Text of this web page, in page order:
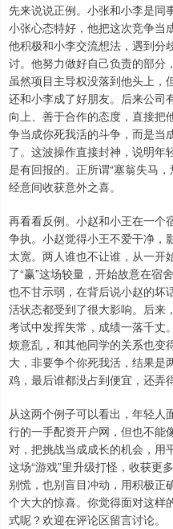
先来说说正例。小张和小李是同
小张心态特好，他把这次竞争当
他积极和小李交流想法，遇到分
讨。他努力做好自己负责的部分
虽然项目主导权没落到他头上，
还和小李成了好朋友。后来公司
向上、善于合作的态度，直接把
争当成你死我活的斗争，而是当
了。这波操作直接封神，说明年
是有回报的。正所谓“塞翁失马
经意间收获意外之喜。
再看看反例。小赵和小王在一个
争执。小赵觉得小王不爱干净，
太宽。两人谁也不让谁，从一开
了“赢”这场较量，开始故意在宿
也不甘示弱，在背后说小赵的坏
活状态都受到了很大影响。后来
考试中发挥失常，成绩一落千丈
烦意乱，和其他同学的关系也变
大，非要争个你死我活，结果是
鸡，最后谁都没占到便宜，还弄
从这两个例子可以看出，年轻人
行的一手配资开户网，但也不能
对，把挑战当成成长的机会，用
这场“游戏”里升级打怪，收获更
别慌，也别盲目冲动，用积极正
个大大的惊喜。你觉得面对这样
式呢？欢迎在评论区留言讨论。